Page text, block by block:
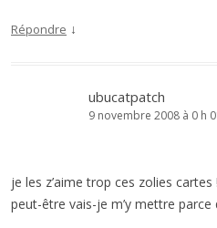
Répondre ↓
ubucatpatch
9 novembre 2008 à 0 h
je les z’aime trop ces zolies
peut-être vais-je m’y mettre parce